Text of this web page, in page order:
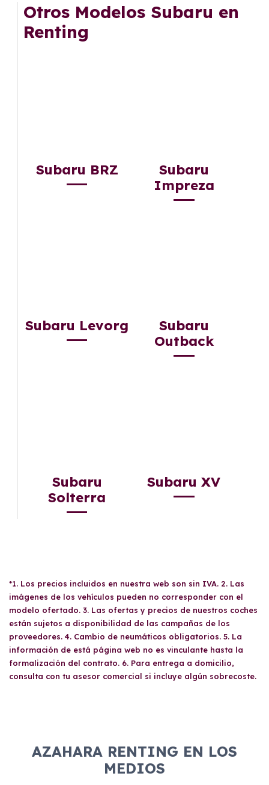
gusta cambiar de coche cada pocos años.
Otros Modelos Subaru en
Renting
Subaru BRZ
Subaru
Impreza
Subaru Levorg
Subaru
Outback
Subaru
Solterra
Subaru XV
*1. Los precios incluidos en nuestra web son sin IVA. 2. Las
imágenes de los vehículos pueden no corresponder con el
modelo ofertado. 3. Las ofertas y precios de nuestros coches
están sujetos a disponibilidad de las campañas de los
proveedores. 4. Cambio de neumáticos obligatorios. 5. La
información de está página web no es vinculante hasta la
formalización del contrato. 6. Para entrega a domicilio,
consulta con tu asesor comercial si incluye algún sobrecoste.
AZAHARA RENTING EN LOS
MEDIOS